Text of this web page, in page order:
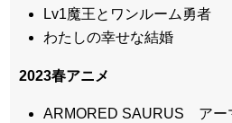
Lv1魔王とワンルーム勇者
わたしの幸せな結婚
2023春アニメ
ARMORED SAURUS アー